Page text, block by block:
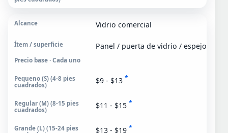
Vidrio comercial
Panel / puerta de vidrio / espejo
Precio base · Cada uno
$9 - $13 *
$11 - $15 *
$13 - $19 *